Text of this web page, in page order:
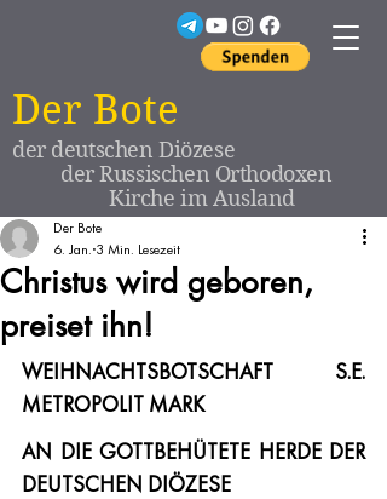
Der Bote
der deutschen Diözese
der Russischen Orthodoxen
Kirche im Ausland
Christus wird geboren,
preiset ihn!
Der Bote
6. Jan. 3 Min. Lesezeit
WEIHNACHTSBOTSCHAFT S.E.
METROPOLIT MARK
AN DIE GOTTBEHÜTETE HERDE DER
DEUTSCHEN DIÖZESE